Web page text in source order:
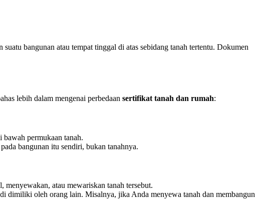
bangunan atau tempat tinggal di atas sebidang tanah tertentu. Dokumen
lebih dalam mengenai perbedaan sertifikat tanah dan rumah:
bawah permukaan tanah.
bangunan itu sendiri, bukan tanahnya.
atau mewariskan tanah tersebut.
dimiliki oleh orang lain. Misalnya, jika Anda menyewa tanah dan membangun